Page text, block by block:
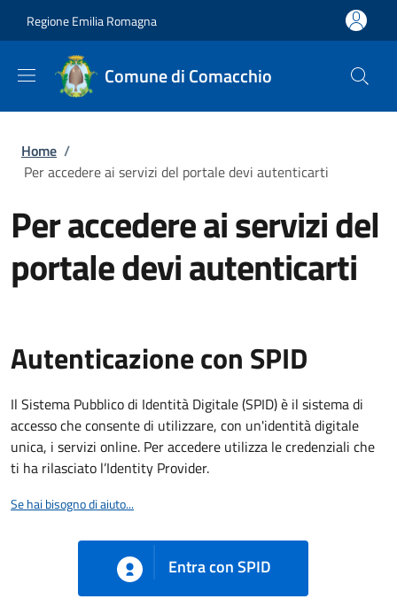
Regione Emilia Romagna
Comune di Comacchio
Briciole di pane
Home /
Per accedere ai servizi del portale devi autenticarti
Per accedere ai servizi del
portale devi autenticarti
Autenticazione con SPID
Il Sistema Pubblico di Identità Digitale (SPID) è il sistema di
accesso che consente di utilizzare, con un'identità digitale
unica, i servizi online. Per accedere utilizza le credenziali che
ti ha rilasciato l’Identity Provider.
Se hai bisogno di aiuto...
Entra con SPID